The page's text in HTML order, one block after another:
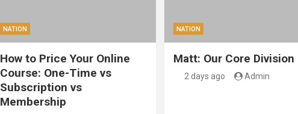
NATION
How to Price Your Online
Course: One-Time vs
Subscription vs
Membership
NATION
Matt: Our Core Division
2 days ago Admin